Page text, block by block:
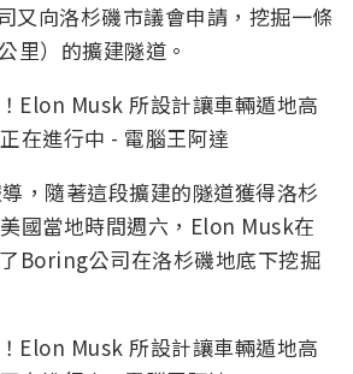
又向洛杉磯市議會申請，挖掘一條
里）的擴建隧道。
，隨著這段擴建的隧道獲得洛杉
國當地時間週六，Elon Musk在
Boring公司在洛杉磯地底下挖掘